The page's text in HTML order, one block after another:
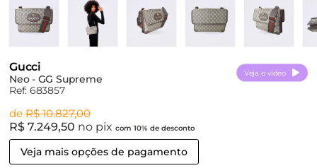
Gucci
Neo - GG Supreme
Ref: 683857
Veja o vídeo
de R$ 10.827,00
R$ 7.249,50 no pix com 10% de desconto
Veja mais opções de pagamento